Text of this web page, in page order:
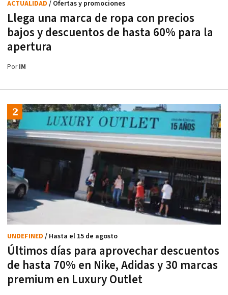
Llega una marca de ropa con precios
bajos y descuentos de hasta 60% para la
apertura
ACTUALIDAD / Ofertas y promociones
PorIM
Últimos días para aprovechar descuentos
de hasta 70% en Nike, Adidas y 30 marcas
premium en Luxury Outlet
UNDEFINED / Hasta el 15 de agosto